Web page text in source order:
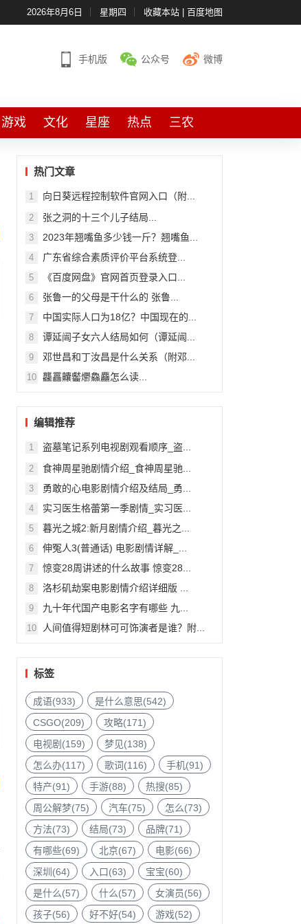
2026年8月6日 星期四 收藏本站| 百度地图
手机版 公众号 微博
游戏 文化 星座 热点 三农
热门文章
1 向日葵远程控制软件官网入口（附...
2 张之洞的十三个儿子结局...
3 2023年翘嘴鱼多少钱一斤？翘嘴鱼...
4 广东省综合素质评价平台系统登...
5 《百度网盘》官网首页登录入口...
6 张鲁一的父母是干什么的 张鲁...
7 中国实际人口为18亿？中国现在的...
8 谭延闿子女六人结局如何（谭延闿...
9 邓世昌和丁汝昌是什么关系（附邓...
10 龘靐齉齾爩鱻麤怎么读...
编辑推荐
1 盗墓笔记系列电视剧观看顺序_盗...
2 食神周星驰剧情介绍_食神周星驰...
3 勇敢的心电影剧情介绍及结局_勇...
4 实习医生格蕾第一季剧情_实习医...
5 暮光之城2:新月剧情介绍_暮光之...
6 伸冤人3(普通话) 电影剧情详解_...
7 惊变28周讲述的什么故事 惊变28...
8 洛杉矶劫案电影剧情介绍详细版 ...
9 九十年代国产电影名字有哪些 九...
10 人间值得短剧林可可饰演者是谁？附...
标签
成语(933)
是什么意思(542)
CSGO(209)
攻略(171)
电视剧(159)
梦见(138)
怎么办(117)
歌词(116)
手机(91)
特产(91)
手游(88)
热搜(85)
周公解梦(75)
汽车(75)
怎么(73)
方法(73)
结局(73)
品牌(71)
有哪些(69)
北京(67)
电影(66)
深圳(64)
入口(63)
宝宝(60)
是什么(57)
什么(57)
女演员(56)
孩子(56)
好不好(54) 游戏(52)